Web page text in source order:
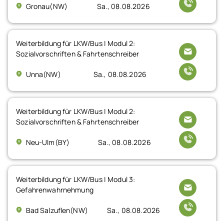
Gronau(NW) Sa., 08.08.2026
Weiterbildung für LKW/Bus | Modul 2:
Sozialvorschriften & Fahrtenschreiber
Unna(NW) Sa., 08.08.2026
Weiterbildung für LKW/Bus | Modul 2:
Sozialvorschriften & Fahrtenschreiber
Neu-Ulm(BY) Sa., 08.08.2026
Weiterbildung für LKW/Bus | Modul 3:
Gefahrenwahrnehmung
Bad Salzuflen(NW) Sa., 08.08.2026